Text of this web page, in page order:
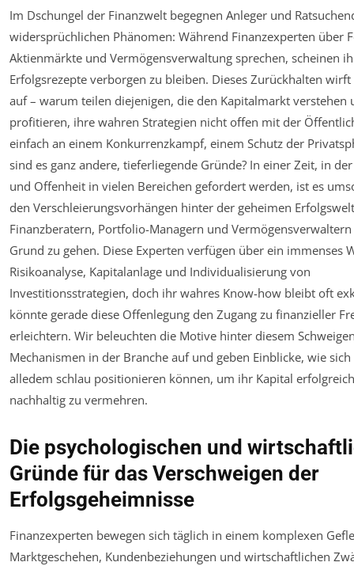
Im Dschungel der Finanzwelt begegnen Anleger und
widersprüchlichen Phänomen: Während Finanzexperten über
Aktienmärkte und Vermögensverwaltung sprechen, scheinen
Erfolgsrezepte verborgen zu bleiben. Dieses Zurückhalten wirft
auf – warum teilen diejenigen, die den Kapitalmarkt verstehen
profitieren, ihre wahren Strategien nicht offen mit der
einfach an einem Konkurrenzkampf, einem Schutz der
sind es ganz andere, tieferliegende Gründe? In einer Zeit, in
und Offenheit in vielen Bereichen gefordert werden, ist es
den Verschleierungsvorhängen hinter der geheimen
Finanzberatern, Portfolio-Managern und
Grund zu gehen. Diese Experten verfügen über ein immenses
Risikoanalyse, Kapitalanlage und Individualisierung von
Investitionsstrategien, doch ihr wahres Know-how bleibt oft
könnte gerade diese Offenlegung den Zugang zu finanzieller
erleichtern. Wir beleuchten die Motive hinter diesem
Mechanismen in der Branche auf und geben Einblicke, wie
alledem schlau positionieren können, um ihr Kapital
nachhaltig zu vermehren.
Die psychologischen und
Gründe für das Verschweigen der
Erfolgsgeheimnisse
Finanzexperten bewegen sich täglich in einem komplexen
Marktgeschehen, Kundenbeziehungen und wirtschaftlichen